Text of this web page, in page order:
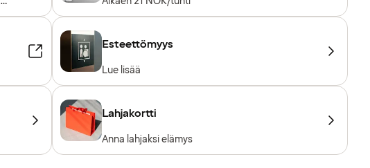
Esteettömyys
Lue lisää
Lahjakortti
Anna lahjaksi elämys